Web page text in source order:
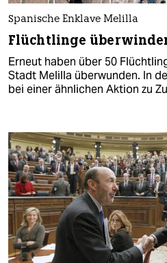
Spanische Enklave Melilla
Flüchtlinge
Erneut haben über 50
Stadt Melilla überwunden. In
bei einer ähnlichen Aktion zu